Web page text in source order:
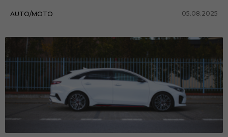
AUTO/MOTO 05.08.2025